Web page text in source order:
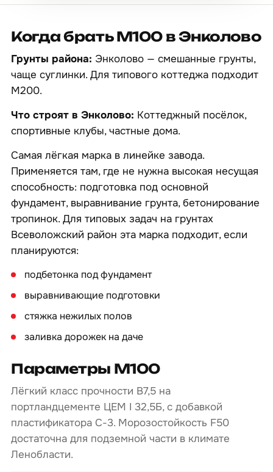
Когда брать М100 в Энколово
Грунты района: Энколово — смешанные грунты,
чаще суглинки. Для типового коттеджа подходит
М200.
Что строят в Энколово: Коттеджный посёлок,
спортивные клубы, частные дома.
Самая лёгкая марка в линейке завода.
Применяется там, где не нужна высокая несущая
способность: подготовка под основной
фундамент, выравнивание грунта, бетонирование
тропинок. Для типовых задач на грунтах
Всеволожский район эта марка подходит, если
планируются:
подбетонка под фундамент
выравнивающие подготовки
стяжка нежилых полов
заливка дорожек на даче
Параметры М100
Лёгкий класс прочности B7,5 на
портландцементе ЦЕМ I 32,5Б, с добавкой
пластификатора С-3. Морозостойкость F50
достаточна для подземной части в климате
Ленобласти.